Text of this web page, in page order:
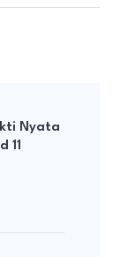
Nyata
11